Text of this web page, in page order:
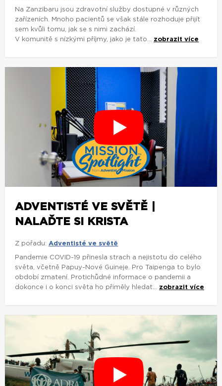
Na Zanzibaru jsou zdravotní služby dostupné v různých
zařízeních. Mnoho pacientů se však stále rozhoduje přijít
sem kvůli tomu, jak se s nimi zachází.
V komunitě s nízkými příjmy, jako je tato... zobrazit více
ADVENTISTÉ VE SVĚTĚ |
NALAĎTE SI KRISTA
Z pořadu: Adventisté ve světě
Pandemie COVID-19 přinesla strach a nejistotu do celého
světa, včetně Papuy-Nové Guineje. Pro Taipenga to bylo
období zmatení. Protichůdné informace o pandemii a
dokonce i o konci světa ho přiměly hledat... zobrazit více